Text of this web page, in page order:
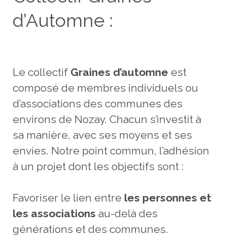
d’Automne :
Le collectif Graines d’automne est
composé de membres individuels ou
d’associations des communes des
environs de Nozay. Chacun s’investit à
sa manière, avec ses moyens et ses
envies. Notre point commun, l’adhésion
à un projet dont les objectifs sont :
Favoriser le lien entre les personnes et
les associations au-delà des
générations et des communes.